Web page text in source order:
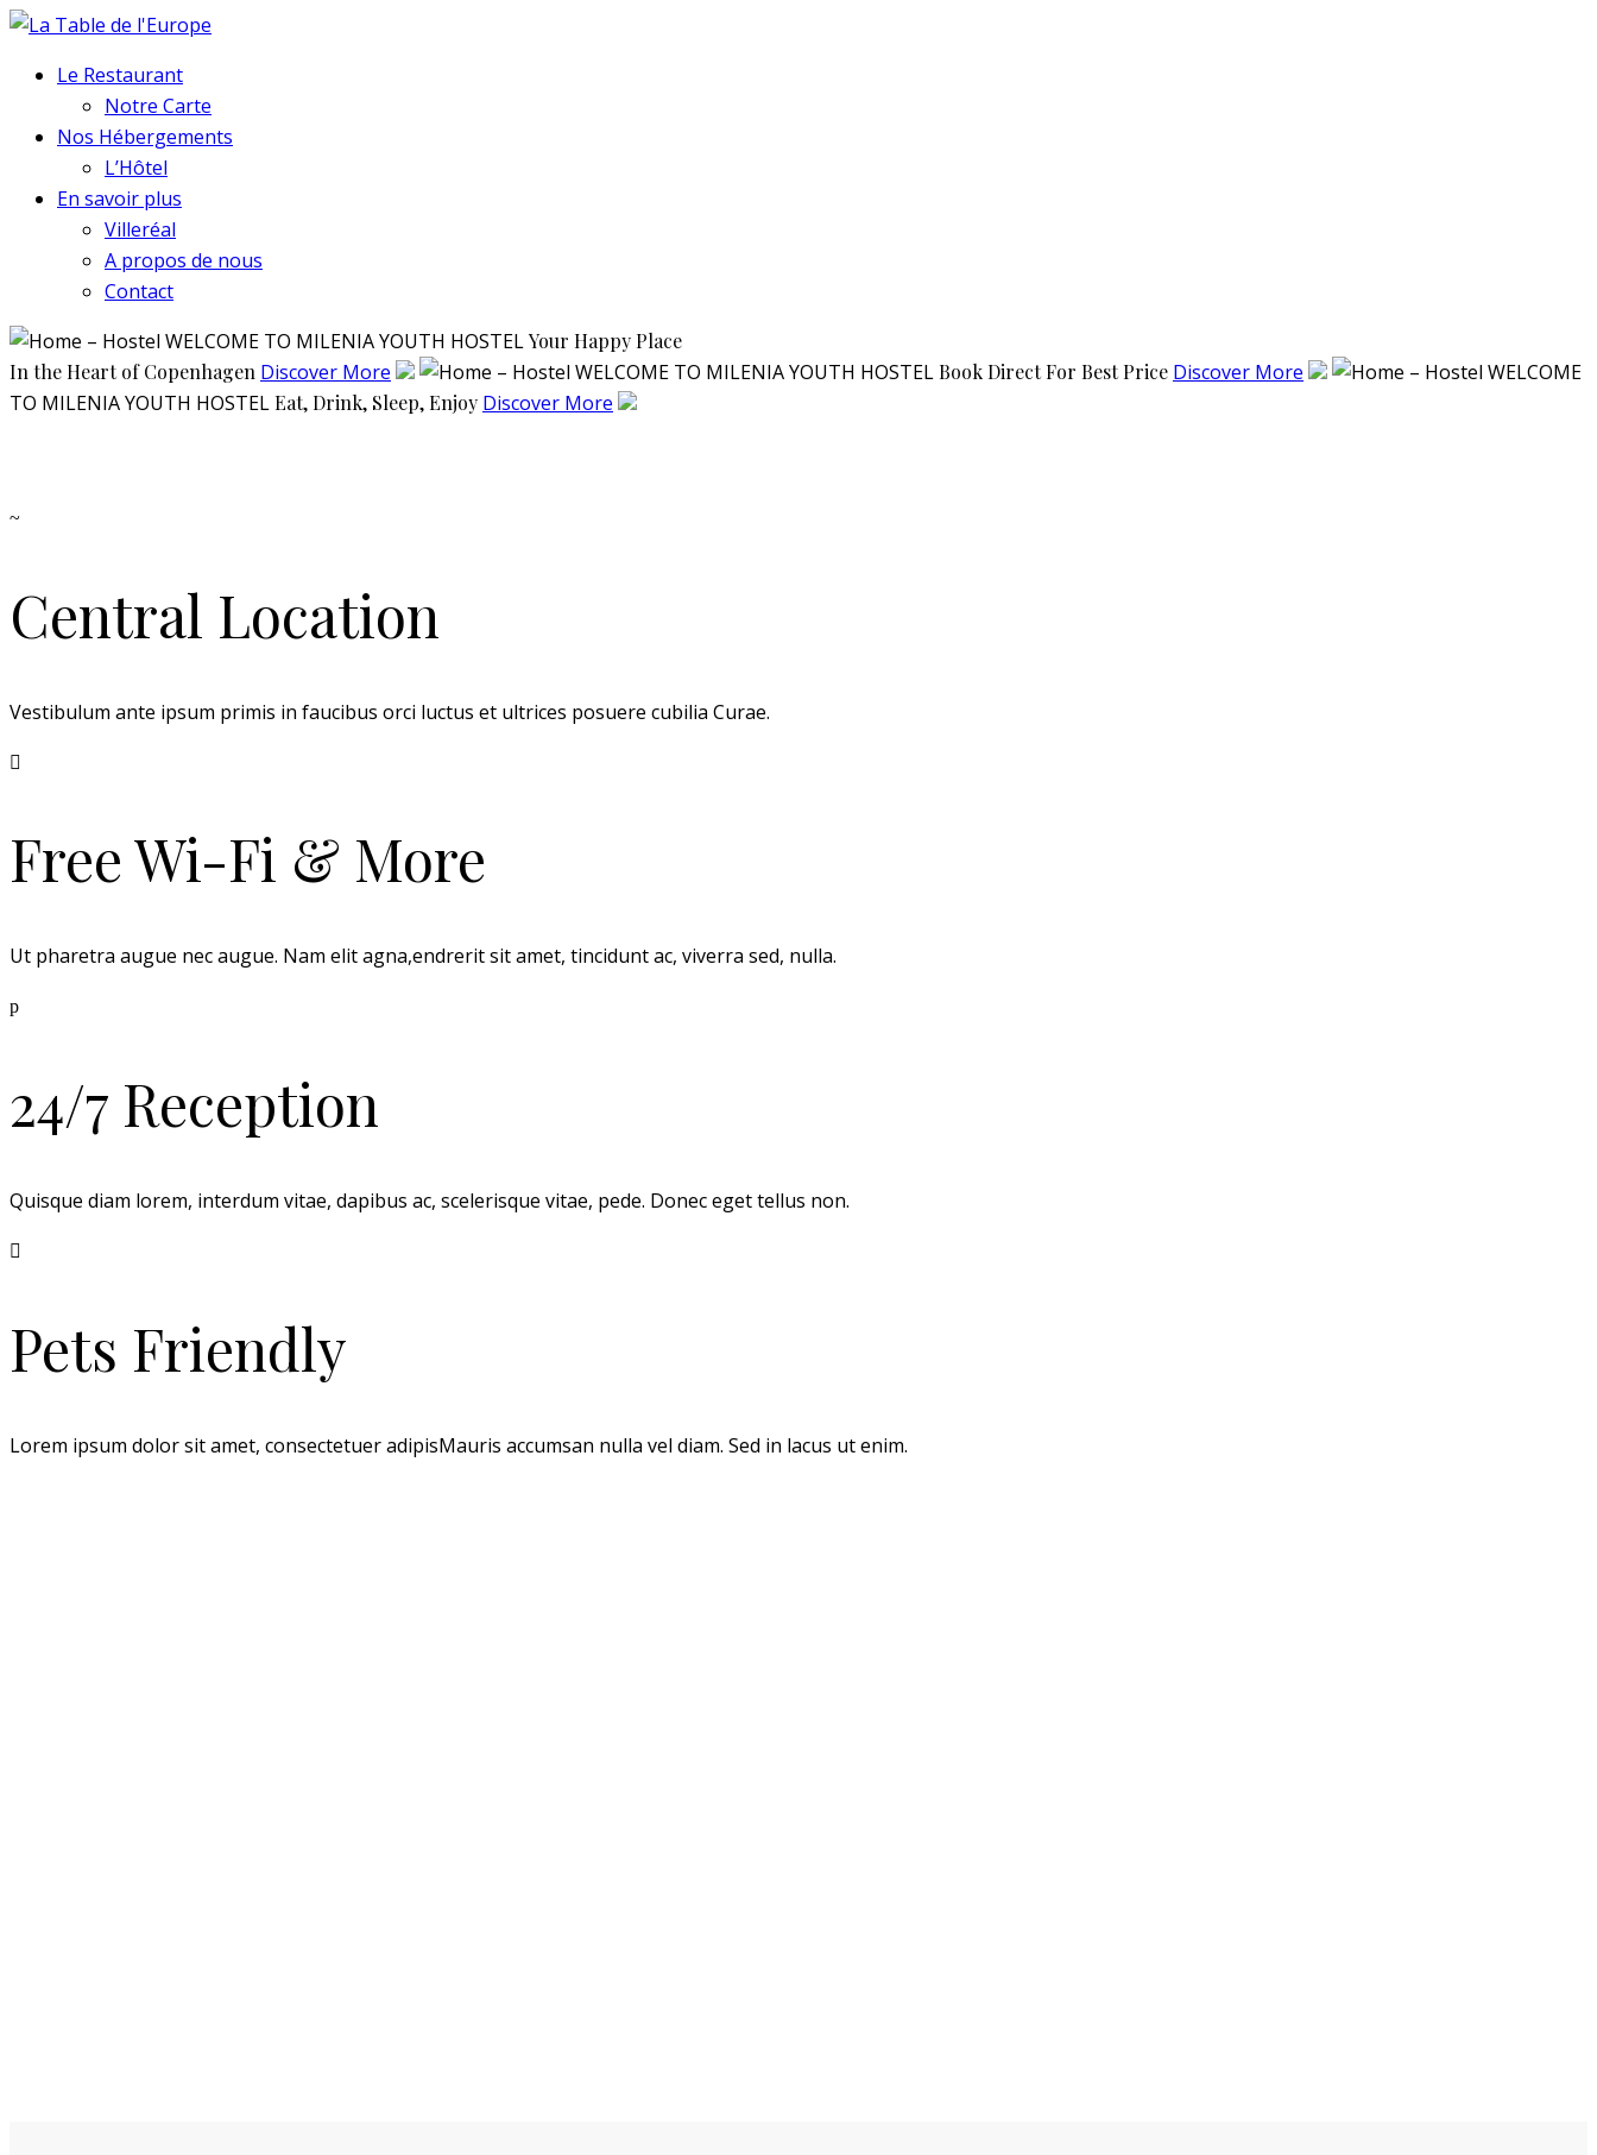
Le Restaurant
Notre Carte
Nos Hébergements
L’Hôtel
En savoir plus
Villeréal
A propos de nous
Contact
WELCOME TO MILENIA YOUTH HOSTELYour Happy Place
In the Heart of Copenhagen Discover More WELCOME TO MILENIA YOUTH HOSTELBook Direct For Best Price Discover More
WELCOME
TO MILENIA YOUTH HOSTELEat, Drink, Sleep, Enjoy Discover More
Central Location
Vestibulum ante ipsum primis in faucibus orci luctus et ultrices posuere cubilia Curae.
Free Wi-Fi & More
Ut pharetra augue nec augue. Nam elit agna,endrerit sit amet, tincidunt ac, viverra sed, nulla.
24/7 Reception
Quisque diam lorem, interdum vitae, dapibus ac, scelerisque vitae, pede. Donec eget tellus non.
Pets Friendly
Lorem ipsum dolor sit amet, consectetuer adipisMauris accumsan nulla vel diam. Sed in lacus ut enim.